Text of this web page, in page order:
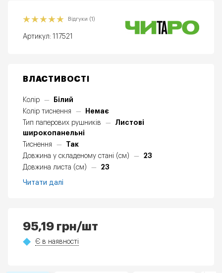
Відгуки (1)
Артикул: 117521
ВЛАСТИВОСТІ
Колір —
Білий
Колір тиснення
—
Немає
Тип паперових рушників
—
Листові
широкопанельні
Тиснення
—
Так
Довжина у складеному стані (см)
—
23
Довжина листа (см)
— 23
Читати далі
95,19 грн/шт
Є в наявності